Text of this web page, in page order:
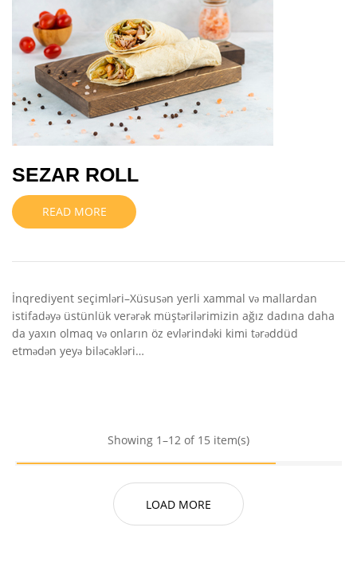
SEZAR ROLL
READ MORE
İnqrediyent seçimləri–Xüsusən yerli xammal və mallardan
istifadəyə üstünlük verərək müştərilərimizin ağız dadına daha
da yaxın olmaq və onların öz evlərindəki kimi tərəddüd
etmədən yeyə biləcəkləri…
Showing 1–12 of 15 item(s)
LOAD MORE